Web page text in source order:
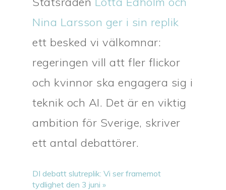
Nina Larsson ger i sin replik
ett besked vi välkomnar:
regeringen vill att fler flickor
och kvinnor ska engagera sig i
teknik och AI. Det är en viktig
ambition för Sverige, skriver
ett antal debattörer.
DI debatt slutreplik: Vi ser framemot
tydlighet den 3 juni »